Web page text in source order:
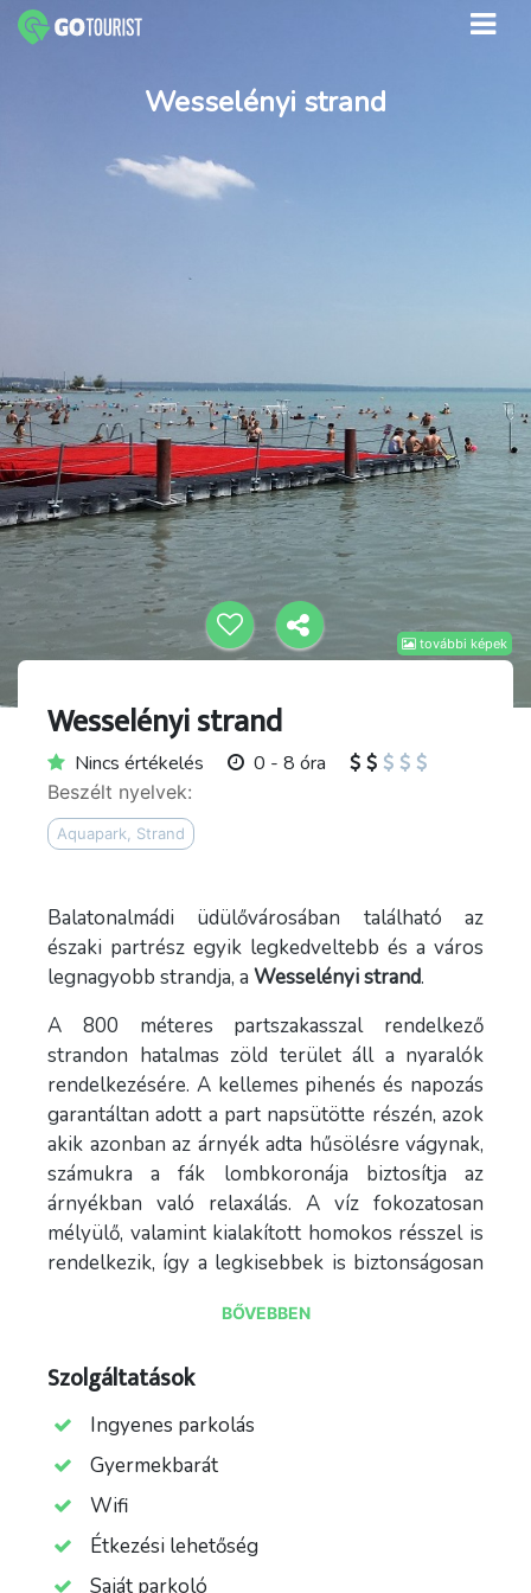
további képek
Wesselényi strand
Wesselényi strand
Nincs értékelés 0 - 8 óra
Beszélt nyelvek:
Aquapark, Strand
Balatonalmádi üdülővárosában található az
északi partrész egyik legkedveltebb és a város
legnagyobb strandja, a Wesselényi strand.
A 800 méteres partszakasszal rendelkező
strandon hatalmas zöld terület áll a nyaralók
rendelkezésére. A kellemes pihenés és napozás
garantáltan adott a part napsütötte részén, azok
akik azonban az árnyék adta hűsölésre vágynak,
számukra a fák lombkoronája biztosítja az
árnyékban való relaxálás. A víz fokozatosan
mélyülő, valamint kialakított homokos résszel is
rendelkezik, így a legkisebbek is biztonságosan
megépített játszótér, az animációs programok,
valamint a gyermekcsúszda gondoskodik. A
felnőttek sem fognak unatkozni az itt töltött idő
alatt, hiszen a szezon alatt bármikor igénybe
vízilabdapályát is. Akik viszont olvasni
szeretnének, de otthon felejtették a könyvüket
se aggódjanak, hiszen a a strand keleti kapujában
BŐVEBBEN
Szolgáltatások
Ingyenes parkolás
Gyermekbarát
Wifi
Étkezési lehetőség
Saját parkoló